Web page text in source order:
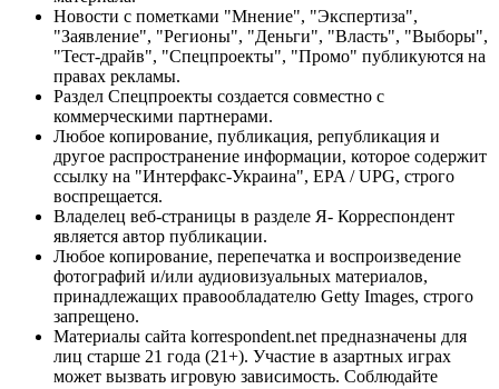
Новости с пометками "Мнение", "Экспертиза",
"Заявление", "Регионы", "Деньги", "Власть", "Выборы",
"Тест-драйв", "Спецпроекты", "Промо" публикуются на
правах рекламы.
Раздел Спецпроекты создается совместно с
коммерческими партнерами.
Любое копирование, публикация, републикация и
другое распространение информации, которое содержит
ссылку на "Интерфакс-Украина", EPA / UPG, строго
воспрещается.
Владелец веб-страницы в разделе Я- Корреспондент
является автор публикации.
Любое копирование, перепечатка и воспроизведение
фотографий и/или аудиовизуальных материалов,
принадлежащих правообладателю Getty Images, строго
запрещено.
Материалы сайта korrespondent.net предназначены для
лиц старше 21 года (21+). Участие в азартных играх
может вызвать игровую зависимость. Соблюдайте